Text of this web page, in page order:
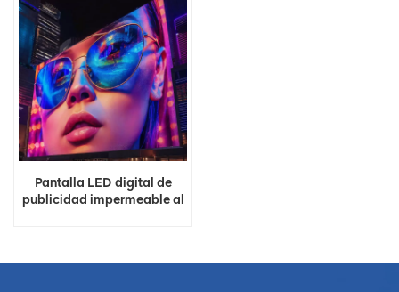
Pantalla LED digital de
publicidad impermeable al